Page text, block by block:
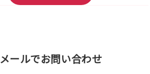
メールでお問い合わせ